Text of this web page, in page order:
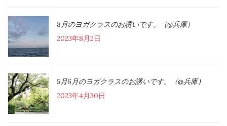
8月のヨガクラスのお誘いです。（@兵庫）
2023年8月2日
5月6月のヨガクラスのお誘いです。（@兵庫）
2023年4月30日